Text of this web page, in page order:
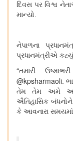
દિવસ પર વિશ્વ
માન્યો.
નેપાળના
પ્રધાનમંત્રીએ
“તમારી
@kpsharmaoli.
તેમ તેમ અમે
ઐતિહાસિક
કે આવનારા